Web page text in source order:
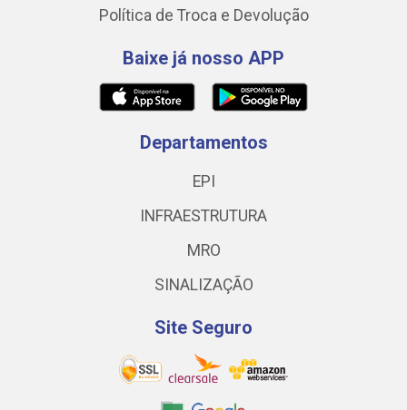
Política de Troca e Devolução
Baixe já nosso APP
Departamentos
EPI
INFRAESTRUTURA
MRO
SINALIZAÇÃO
Site Seguro